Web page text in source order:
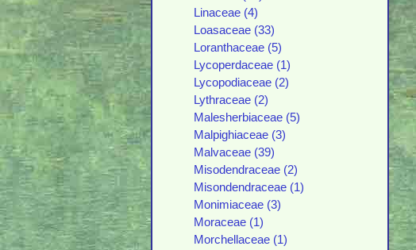
Linaceae (4)
Loasaceae (33)
Loranthaceae (5)
Lycoperdaceae (1)
Lycopodiaceae (2)
Lythraceae (2)
Malesherbiaceae (5)
Malpighiaceae (3)
Malvaceae (39)
Misodendraceae (2)
Misondendraceae (1)
Monimiaceae (3)
Moraceae (1)
Morchellaceae (1)